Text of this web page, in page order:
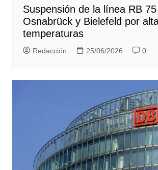
Suspensión de la línea RB
Osnabrück y Bielefeld por
temperaturas
Redacción 25/06/2026 0